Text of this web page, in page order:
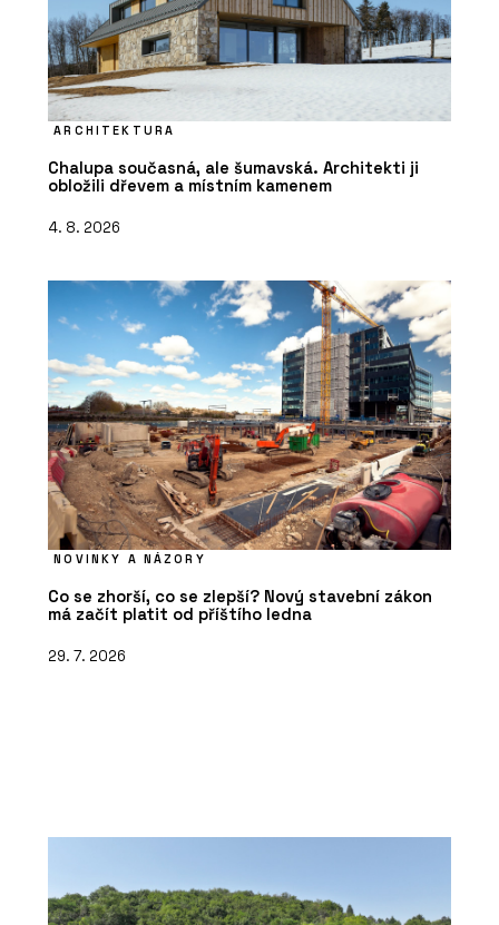
ARCHITEKTURA
Chalupa současná, ale šumavská. Architekti ji
obložili dřevem a místním kamenem
4. 8. 2026
NOVINKY A NÁZORY
Co se zhorší, co se zlepší? Nový stavební zákon
má začít platit od příštího ledna
29. 7. 2026